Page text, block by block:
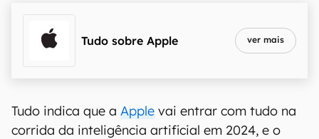
Tudo sobre Apple ver mais
Tudo indica que a Apple vai entrar com tudo na
corrida da inteligência artificial em 2024, e o